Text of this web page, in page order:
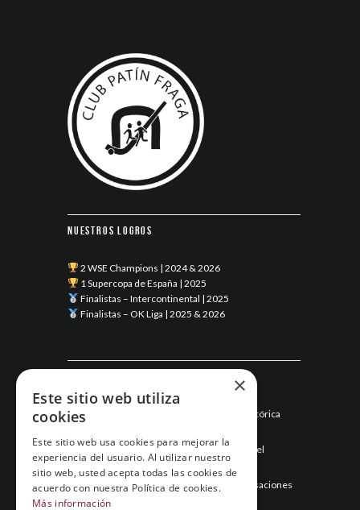
Nuestros logros
2 WSE Champions | 2024 & 2026
1 Supercopa de España | 2025
Finalistas – Intercontinental | 2025
Finalistas – OK Liga | 2025 & 2026
Esneca Fraga junio 2026: una temporada histórica
Mayo de 2026: el mes que hizo historia para el
Esneca Fraga
Abril de 2026: el Esneca Fraga recupera sensaciones
y asegura el segundo puesto
×
Este sitio web utiliza
cookies
Este sitio web usa cookies para mejorar la
experiencia del usuario. Al utilizar nuestro
sitio web, usted acepta todas las cookies de
acuerdo con nuestra Política de cookies.
Más información